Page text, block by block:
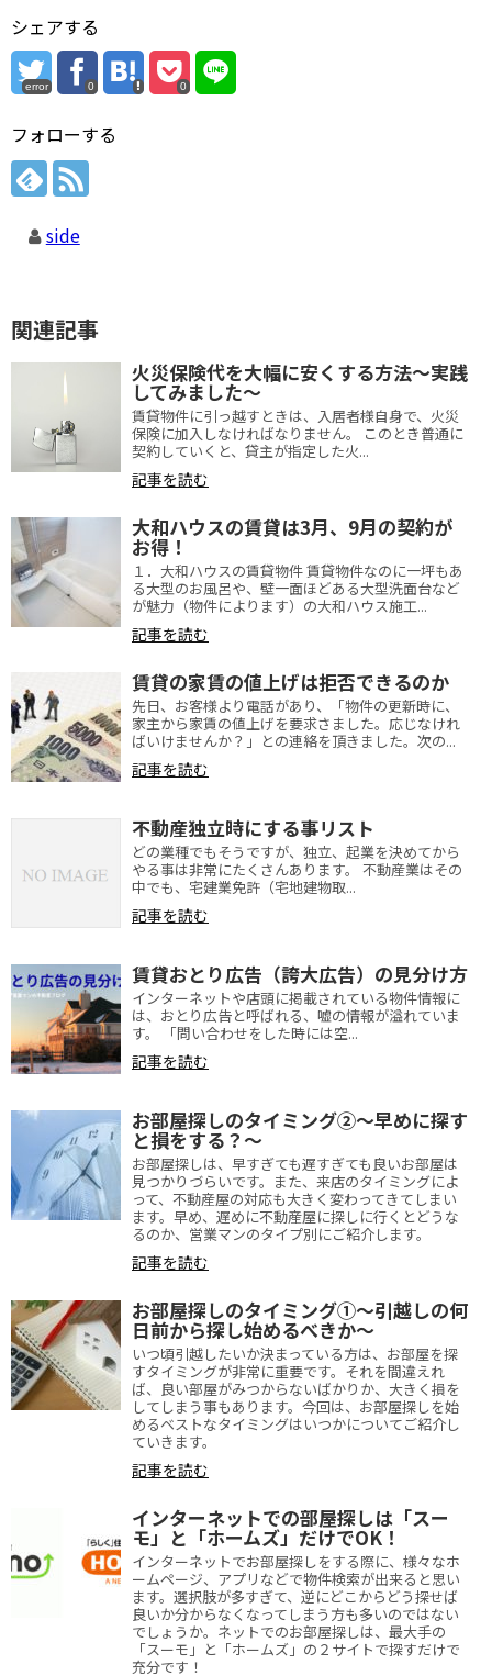
シェアする
error 0 0
フォローする
side
関連記事
火災保険代を大幅に安くする方法～実践
してみました～
賃貸物件に引っ越すときは、入居者様自身で、火災
保険に加入しなければなりません。 このとき普通に
契約していくと、貸主が指定した火...
記事を読む
大和ハウスの賃貸は3月、9月の契約が
お得！
１．大和ハウスの賃貸物件 賃貸物件なのに一坪もあ
る大型のお風呂や、壁一面ほどある大型洗面台など
が魅力（物件によります）の大和ハウス施工...
記事を読む
賃貸の家賃の値上げは拒否できるのか
先日、お客様より電話があり、「物件の更新時に、
家主から家賃の値上げを要求さました。応じなけれ
ばいけませんか？」との連絡を頂きました。次の...
記事を読む
不動産独立時にする事リスト
どの業種でもそうですが、独立、起業を決めてから
やる事は非常にたくさんあります。 不動産業はその
中でも、宅建業免許（宅地建物取...
記事を読む
賃貸おとり広告（誇大広告）の見分け方
インターネットや店頭に掲載されている物件情報に
は、おとり広告と呼ばれる、嘘の情報が溢れていま
す。 「問い合わせをした時には空...
記事を読む
お部屋探しのタイミング②～早めに探す
と損をする？～
お部屋探しは、早すぎても遅すぎても良いお部屋は
見つかりづらいです。また、来店のタイミングによ
って、不動産屋の対応も大きく変わってきてしまい
ます。早め、遅めに不動産屋に探しに行くとどうな
るのか、営業マンのタイプ別にご紹介します。
記事を読む
お部屋探しのタイミング①～引越しの何
日前から探し始めるべきか～
いつ頃引越したいか決まっている方は、お部屋を探
すタイミングが非常に重要です。それを間違えれ
ば、良い部屋がみつからないばかりか、大きく損を
してしまう事もあります。今回は、お部屋探しを始
めるベストなタイミングはいつかについてご紹介し
ていきます。
記事を読む
インターネットでの部屋探しは「スー
モ」と「ホームズ」だけでOK！
インターネットでお部屋探しをする際に、様々なホ
ームページ、アプリなどで物件検索が出来ると思い
ます。選択肢が多すぎて、逆にどこからどう探せば
良いか分からなくなってしまう方も多いのではない
でしょうか。ネットでのお部屋探しは、最大手の
「スーモ」と「ホームズ」の２サイトで探すだけで
充分です！